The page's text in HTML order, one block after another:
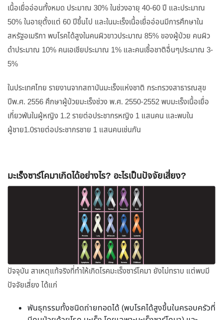
เนื้อเยื่ออ่อนทั้งหมด ประมาณ 30% ในช่วงอายุ 40-60 ปี และประมาณ
50% ในอายุตั้งแต่ 60 ปีขึ้นไป และในมะเร็งเนื้อเยื่ออ่อนมีการศึกษาใน
สหรัฐอเมริกา พบโรคได้สูงในคนผิวขาวประมาณ 85% ของผู้ป่วย คนผิว
ดำประมาณ 10% คนเอเชียประมาณ 1% และคนเชื้อชาติอื่นๆประมาณ 3-
5%
ในประเทศไทย รายงานจากสถาบันมะเร็งแห่งชาติ กระทรวงสาธารณสุข
ปีพ.ศ. 2556 ศึกษาผู้ป่วยมะเร็งช่วง พ.ศ. 2550-2552 พบมะเร็งเนื้อเยื่อ
เกี่ยวพันในผู้หญิง 1.2 รายต่อประชากรหญิง 1 แสนคน และพบใน
ผู้ชาย1.0รายต่อประชากรชาย 1 แสนคนเช่นกัน
มะเร็งซาร์โคมาเกิดได้อย่างไร? อะไรเป็นปัจจัยเสี่ยง?
ปัจจุบัน สาเหตุแท้จริงที่ทำให้เกิดโรคมะเร็งซาร์โคมา ยังไม่ทราบ แต่พบมี
ปัจจัยเสี่ยง ได้แก่
พันธุกรรมทั้งชนิดถ่ายทอดได้ (พบโรคได้สูงขึ้นในครอบครัวที่